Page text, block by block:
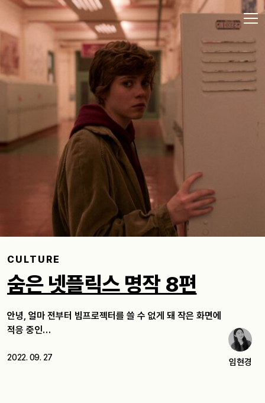
CULTURE
숨은 넷플릭스 명작 8편
안녕, 얼마 전부터 빔프로젝터를 쓸 수 없게 돼 작은 화면에
적응 중인…
2022. 09. 27 임현경